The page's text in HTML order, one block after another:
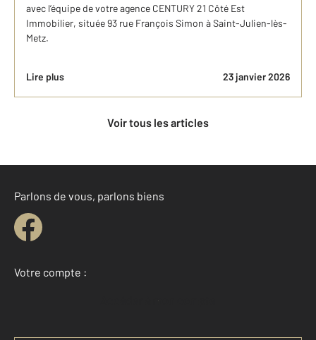
avec l’équipe de votre agence CENTURY 21 Côté Est
Immobilier, située 93 rue François Simon à Saint-Julien-lès-
Metz.
Lire plus 23 janvier 2026
Voir tous les articles
Parlons de vous, parlons biens
Votre compte :
Accéder à mon compte